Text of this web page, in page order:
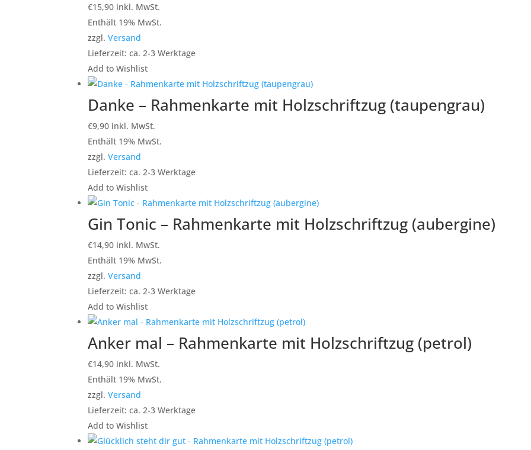
€15,90 inkl. MwSt.
Enthält 19% MwSt.
zzgl.Versand
Lieferzeit: ca. 2-3 Werktage
Add to Wishlist
Danke – Rahmenkarte mit Holzschriftzug (taupengrau)
€9,90 inkl. MwSt.
Enthält 19% MwSt.
zzgl.Versand
Lieferzeit: ca. 2-3 Werktage
Add to Wishlist
Gin Tonic – Rahmenkarte mit Holzschriftzug (aubergine)
€14,90 inkl. MwSt.
Enthält 19% MwSt.
zzgl.Versand
Lieferzeit: ca. 2-3 Werktage
Add to Wishlist
Anker mal – Rahmenkarte mit Holzschriftzug (petrol)
€14,90 inkl. MwSt.
Enthält 19% MwSt.
zzgl.Versand
Lieferzeit: ca. 2-3 Werktage
Add to Wishlist